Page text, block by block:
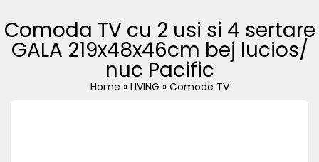
Comoda TV cu 2 usi si 4 sertare
GALA 219x48x46cm bej lucios/
nuc Pacific
Home » LIVING » Comode TV